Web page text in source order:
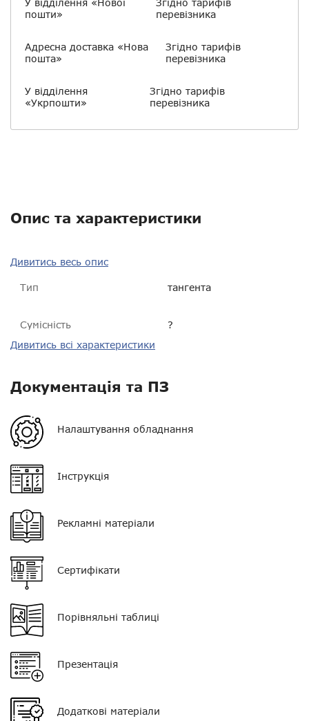
У відділення «Нової
пошти»
Згідно тарифів
перевізника
Адресна доставка «Нова
пошта»
Згідно тарифів
перевізника
У відділення
«Укрпошти»
Згідно тарифів
перевізника
Опис та характеристики
Дивитись весь опис
Тип тангента
Сумісність ?
Пиловологозахист
Розмір ?
Гарантія
VOX
Клавіатура
Тип мікрофона
Роз'єм
Дивитись всі характеристики
Документація та ПЗ
Налаштування обладнання
Інструкція
Рекламні матеріали
Сертифікати
Порівняльні таблиці
Презентація
Додаткові матеріали